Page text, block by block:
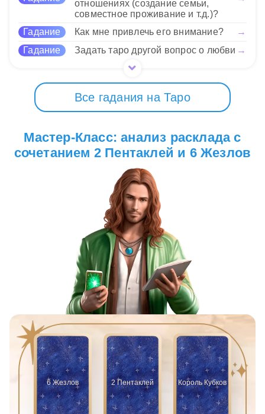
только действовать!
15 Нравится
отношениях (создание семьи,
совместное проживание и т.д.)?
Гадание Как мне привлечь его внимание?
→
Гадание
Задать таро другой вопрос о любви →
Все гадания на Таро
Мастер-Класс: анализ расклада с
сочетанием 2 Пентаклей и 6 Жезлов
6 Жезлов 2 Пентаклей Король Кубков